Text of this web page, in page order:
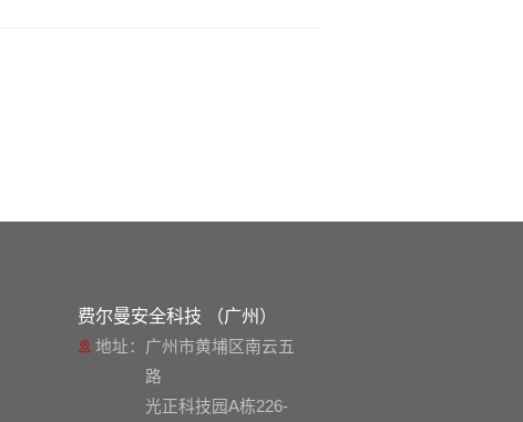
费尔曼安全科技 （广州）
地址： 广州市黄埔区南云五
路
光正科技园A栋226-